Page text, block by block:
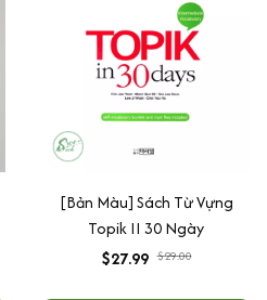
[Bản Màu] Sách Từ Vựng
Topik II 30 Ngày
$27.99 $29.00